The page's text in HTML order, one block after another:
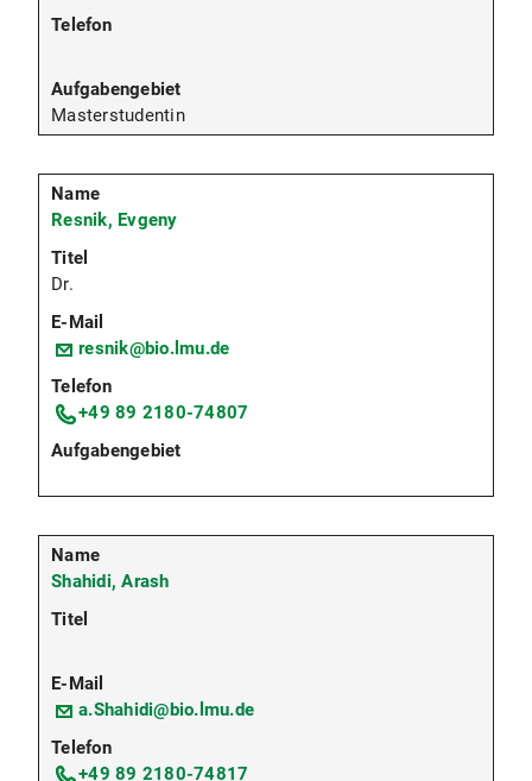
Masterstudentin
Resnik, Evgeny
Dr.
resnik@bio.lmu.de
+49 89 2180-74807
Shahidi, Arash
a.Shahidi@bio.lmu.de
+49 89 2180-74817